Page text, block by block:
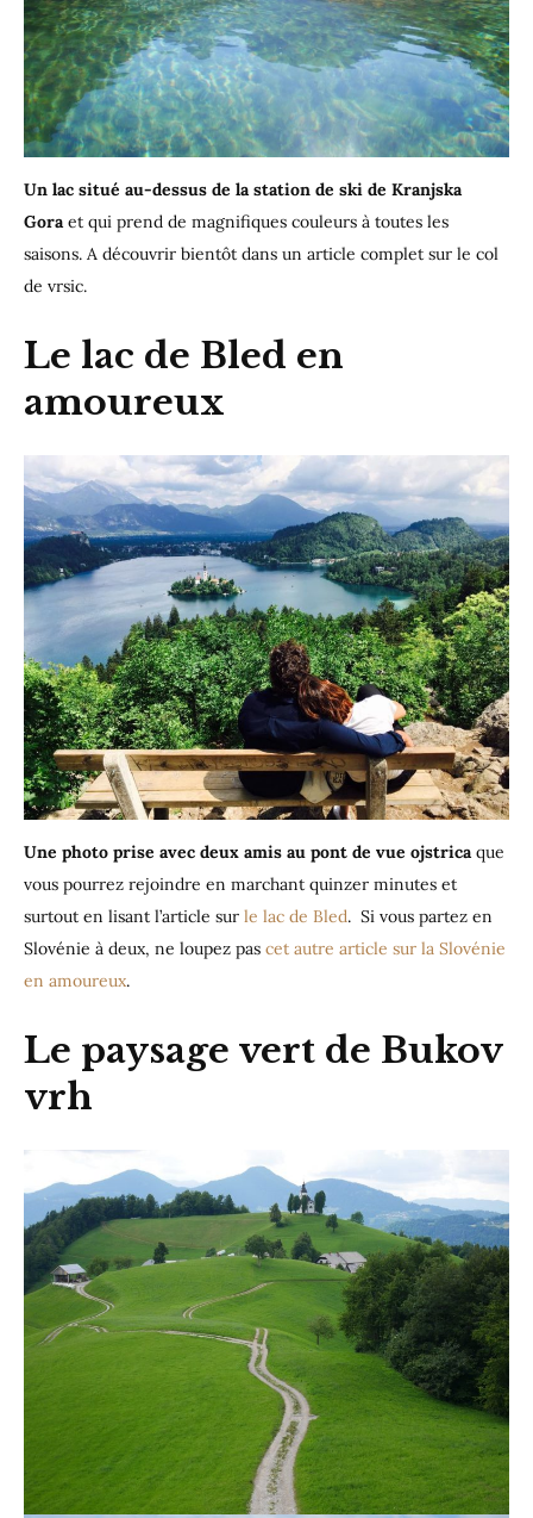
Un lac situé au-dessus de la station de ski de Kranjska
Goraet qui prend de magnifiques couleurs à toutes les
saisons. A découvrir bientôt dans un article complet sur le col
de vrsic.
Le lac de Bled en
amoureux
Une photo prise avec deux amis au pont de vue ojstricaque
vous pourrez rejoindre en marchant quinzer minutes et
surtout en lisant l’article sur le lac de Bled. Si vous partez en
Slovénie à deux, ne loupez pas cet autre article sur la Slovénie
en amoureux.
Le paysage vert de Bukov
vrh